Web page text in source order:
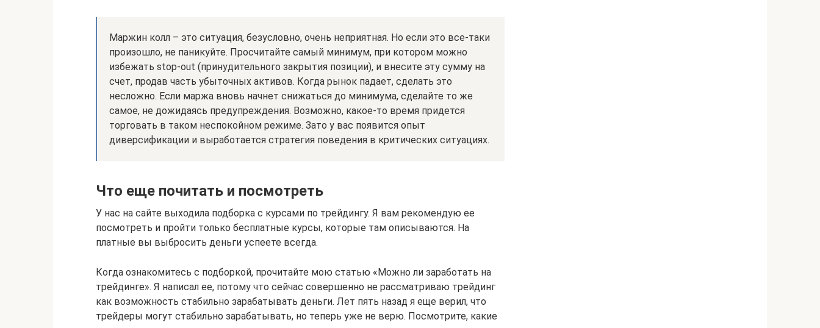
Маржин колл – это ситуация, безусловно, очень неприятная. Но если это все-таки
произошло, не паникуйте. Просчитайте самый минимум, при котором можно
избежать stop-out (принудительного закрытия позиции), и внесите эту сумму на
счет, продав часть убыточных активов. Когда рынок падает, сделать это
несложно. Если маржа вновь начнет снижаться до минимума, сделайте то же
самое, не дожидаясь предупреждения. Возможно, какое-то время придется
торговать в таком неспокойном режиме. Зато у вас появится опыт
диверсификации и выработается стратегия поведения в критических ситуациях.
Что еще почитать и посмотреть
У нас на сайте выходила подборка с курсами по трейдингу. Я вам рекомендую ее
посмотреть и пройти только бесплатные курсы, которые там описываются. На
платные вы выбросить деньги успеете всегда.
Когда ознакомитесь с подборкой, прочитайте мою статью «Можно ли заработать на
трейдинге». Я написал ее, потому что сейчас совершенно не рассматриваю трейдинг
как возможность стабильно зарабатывать деньги. Лет пять назад я еще верил, что
трейдеры могут стабильно зарабатывать, но теперь уже не верю. Посмотрите, какие